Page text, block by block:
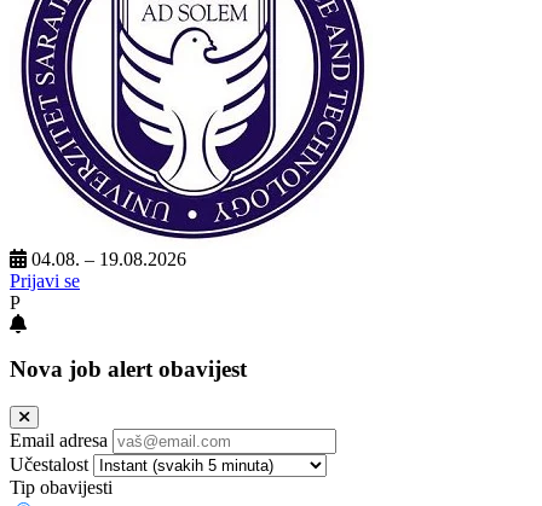
04.08. – 19.08.2026
Prijavi se
P
Nova job alert obavijest
Email adresa
Učestalost
Tip obavijesti